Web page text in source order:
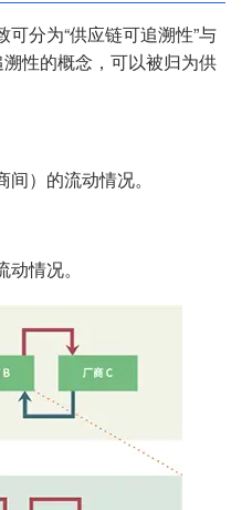
分为“供应链可追溯性”与
性的概念，可以被归为供
）的流动情况。
情况。